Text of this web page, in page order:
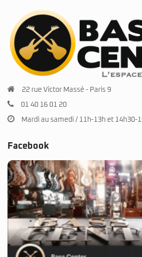
22 rue Victor Massé - Paris 9
01 40 16 01 20
Mardi au samedi / 11h-13h et 14h30-
Facebook